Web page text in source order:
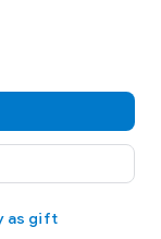
as gift